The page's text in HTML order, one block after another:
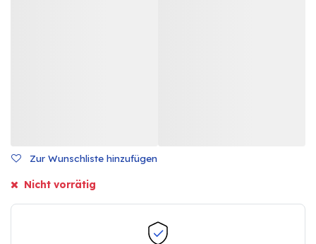
Zur Wunschliste hinzufügen
Nicht vorrätig